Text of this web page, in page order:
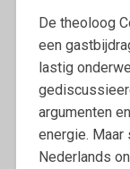
De theoloog
een
lastig
argumenten
energie.
Nederlands